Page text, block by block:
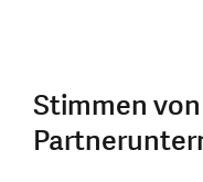
Stimmen